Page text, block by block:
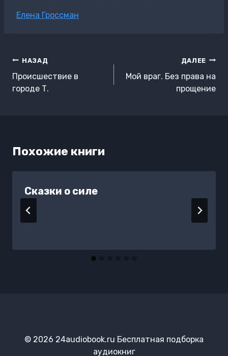
Метки
Елена Гроссман
Навигация
по
записям
НАЗАД
Происшествие в
городе Т.
ДАЛЕЕ
Мой враг. Без права на
прощение
Похожие книги
Сказки о силе
© 2026 24audiobook.ru Бесплатная подборка
аудиокниг